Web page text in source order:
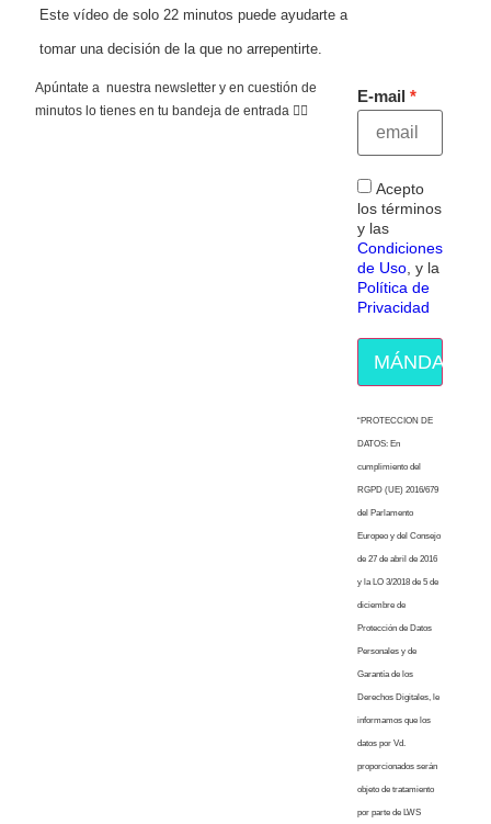
Este vídeo de solo 22 minutos puede ayudarte a
tomar una decisión de la que no arrepentirte.
Apúntate a nuestra newsletter y en cuestión de
minutos lo tienes en tu bandeja de entrada 👇🏻
E-mail
Acepto
los términos
y las
Condiciones
de Uso, y la
Política de
Privacidad
MÁNDAME
“PROTECCION DE
DATOS: En
cumplimiento del
RGPD (UE) 2016/679
del Parlamento
Europeo y del Consejo
de 27 de abril de 2016
y la LO 3/2018 de 5 de
diciembre de
Protección de Datos
Personales y de
Garantía de los
Derechos Digitales, le
informamos que los
datos por Vd.
proporcionados serán
objeto de tratamiento
por parte de LWS